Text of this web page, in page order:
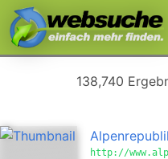
138,740
http://